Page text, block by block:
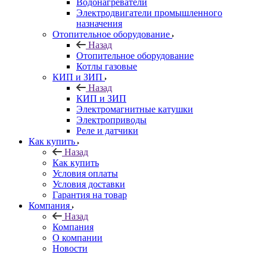
Водонагреватели
Электродвигатели промышленного
назначения
Отопительное оборудование
Назад
Отопительное оборудование
Котлы газовые
КИП и ЗИП
Назад
КИП и ЗИП
Электромагнитные катушки
Электроприводы
Реле и датчики
Как купить
Назад
Как купить
Условия оплаты
Условия доставки
Гарантия на товар
Компания
Назад
Компания
О компании
Новости